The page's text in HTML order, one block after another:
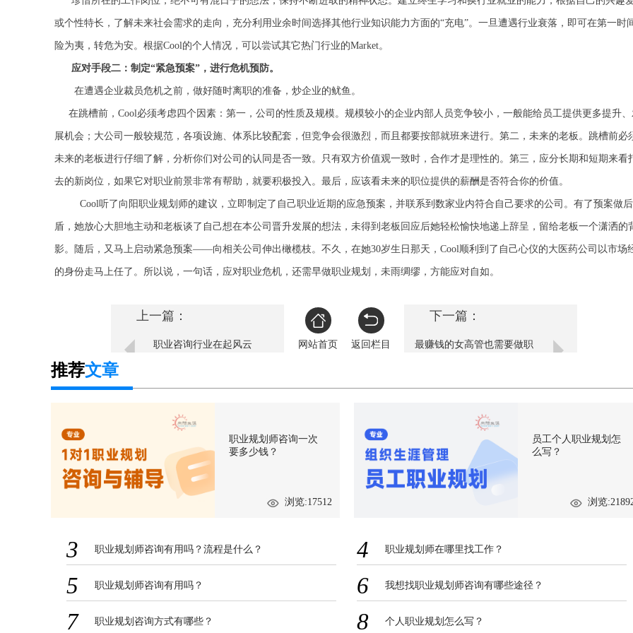
或个性特长，了解未来社会需求的走向，充分利用业余时间选择其他行业知识能力方面的“充电”。一旦遭遇行业衰落，即可在第一时
险为夷，转危为安。根据Cool的个人情况，可以尝试其它热门行业的Market。
应对手段二：制定“紧急预案”，进行危机预防。
在遭遇企业裁员危机之前，做好随时离职的准备，炒企业的鱿鱼。
在跳槽前， Cool必须考虑四个因素：第一，公司的性质及规模。规模较小的企业内部人员竞争较小，一般能给员工提供更多提升
展机会；大公司一般较规范，各项设施、体系比较配套，但竞争会很激烈，而且都要按部就班来进行。第二，未来的老板。跳槽前必
未来的老板进行仔细了解，分析你们对公司的认同是否一致。只有双方价值观一致时，合作才是理性的。第三，应分长期和短期来看
去的新岗位，如果它对职业前景非常有帮助，就要积极投入。最后，应该看未来的职位提供的薪酬是否符合你的价值。
Cool听了向阳职业规划师的建议，立即制定了自己职业近期的应急预案，并联系到数家业内符合自己要求的公司。有了预案做后
盾，她放心大胆地主动和老板谈了自己想在本公司晋升发展的想法，未得到老板回应后她轻松愉快地递上辞呈，留给老板一个潇洒的
影。随后，又马上启动紧急预案——向相关公司伸出橄榄枝。不久，在她30岁生日那天， Cool顺利到了自己心仪的大医药公司以市场
的身份走马上任了。所以说，一句话，应对职业危机，还需早做职业规划，未雨绸缪，方能应对自如。
上一篇：
职业咨询行业在起风云 网站首页 返回栏目
下一篇：
最赚钱的女高管也需要做职
推荐文章
职业规划师咨询一次
要多少钱？
浏览:17512
员工个人职业规划怎
么写？
浏览
3 职业规划师咨询有用吗？流程是什么？ 4 职业规划师在哪里找工作？
5 职业规划师咨询有用吗？ 6 我想找职业规划师咨询有哪些途径？
7 职业规划咨询方式有哪些？ 8 个人职业规划怎么写？